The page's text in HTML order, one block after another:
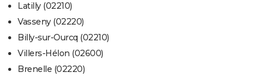
Latilly (02210)
Vasseny (02220)
Billy-sur-Ourcq (02210)
Villers-Hélon (02600)
Brenelle (02220)